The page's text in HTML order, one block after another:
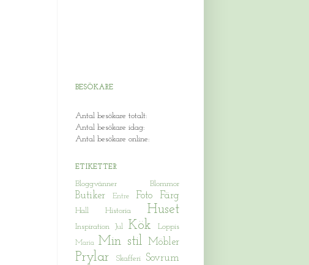
BESÖKARE
Antal besökare totalt:
Antal besökare idag:
Antal besökare online:
ETIKETTER
Bloggvänner Blommor
Butiker Entre Foto Färg
Hall Historia Huset
Inspiration Jul Kök Loppis
Maria Min stil Möbler
Prylar Skafferi Sovrum